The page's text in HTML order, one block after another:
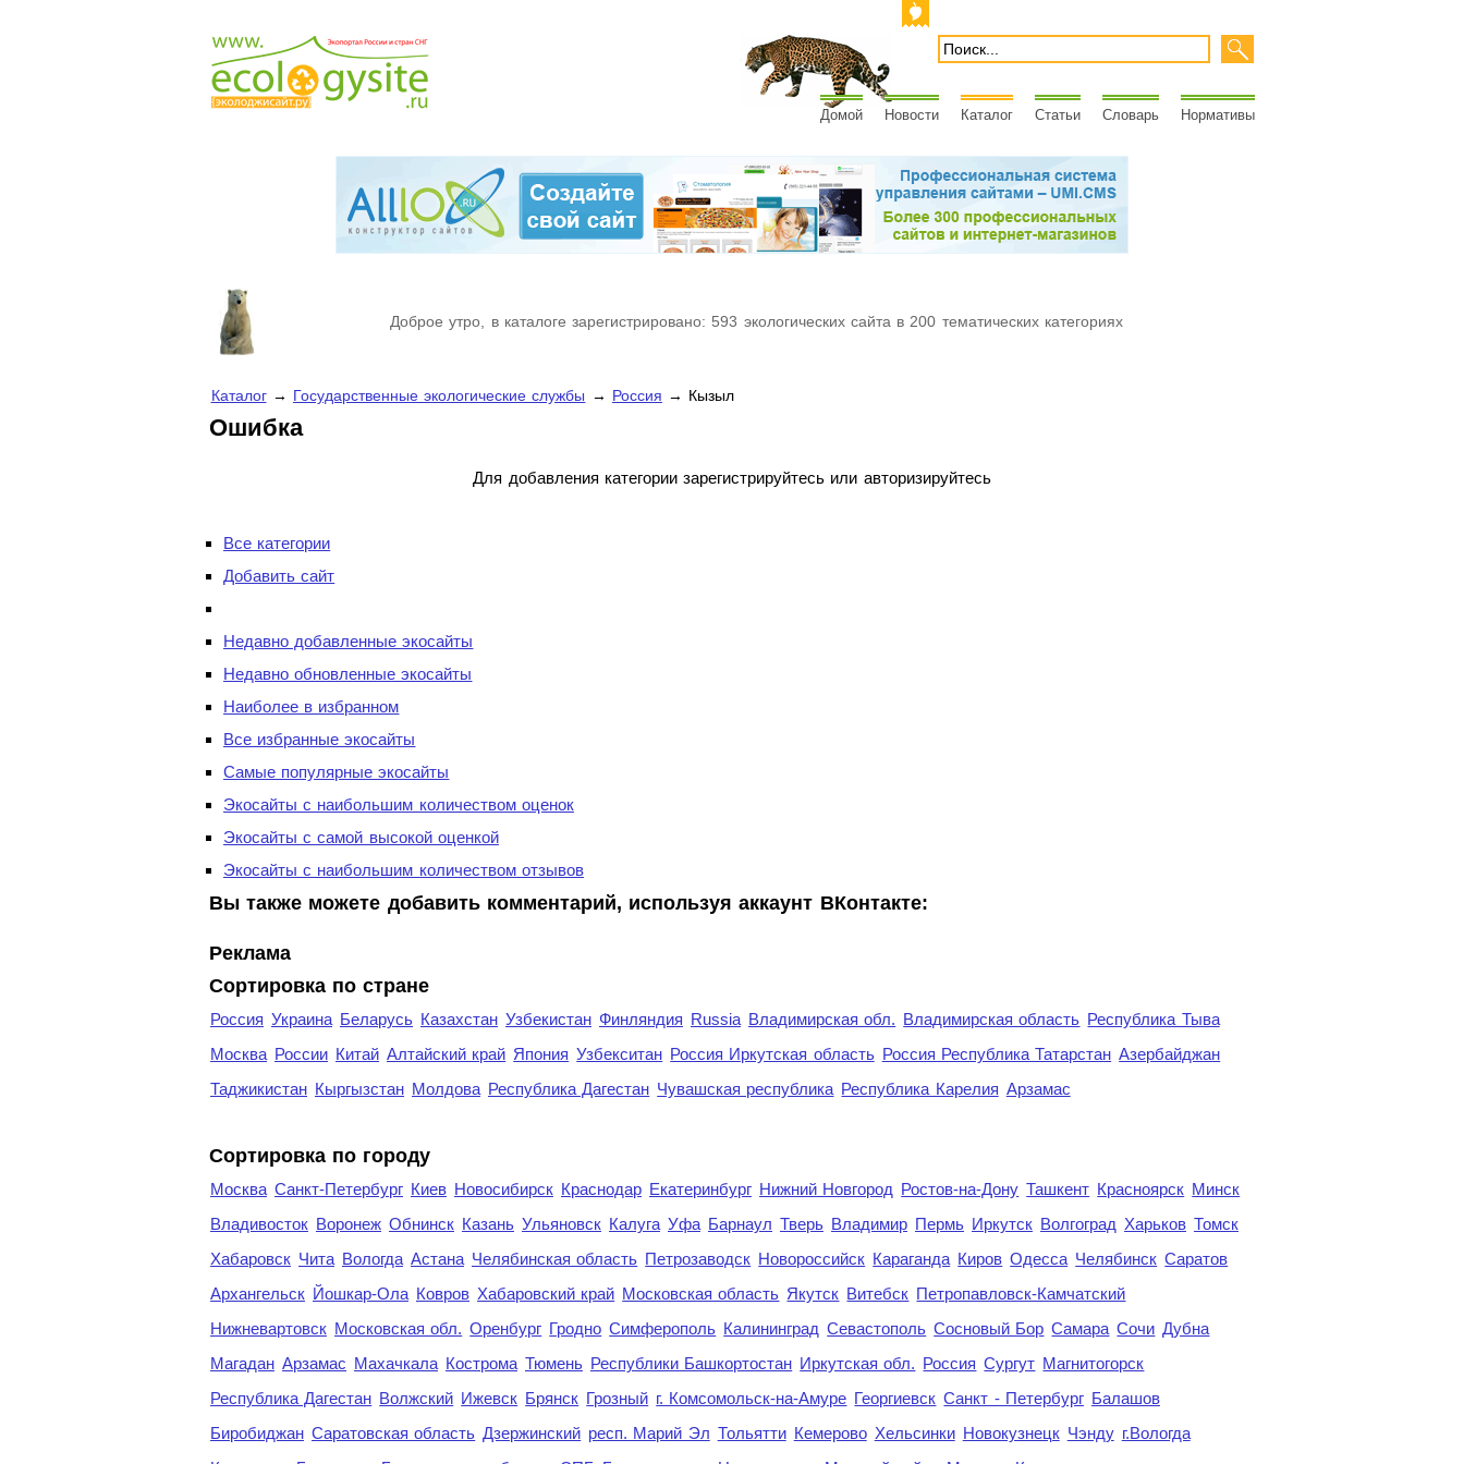
Домой Новости Каталог Статьи Словарь Нормативы
Доброе утро, в каталоге зарегистрировано: 593 экологических сайта в 200 тематических категориях
Каталог→ Государственные экологические службы → Россия → Кызыл
Ошибка
Для добавления категории зарегистрируйтесь или авторизируйтесь
Все категории
Добавить сайт
Недавно добавленные экосайты
Недавно обновленные экосайты
Наиболее в избранном
Все избранные экосайты
Самые популярные экосайты
Экосайты с наибольшим количеством оценок
Экосайты с самой высокой оценкой
Экосайты с наибольшим количеством отзывов
Вы также можете добавить комментарий, используя аккаунт ВКонтакте:
Реклама
Сортировка по стране
Россия Украина Беларусь Казахстан Узбекистан Финляндия Russia Владимирская обл. Владимирская область Республика Тыва
Москва России Китай Алтайский край Япония Узбекситан Россия Иркутская область Россия Республика Татарстан Азербайджан
Таджикистан Кыргызстан Молдова Республика Дагестан Чувашская республика Республика Карелия Арзамас
Cортировка по городу
Москва Санкт-Петербург Киев Новосибирск Краснодар Екатеринбург Нижний Новгород Ростов-на-Дону Ташкент Красноярск Минск
Владивосток Воронеж Обнинск Казань Ульяновск Калуга Уфа Барнаул Тверь Владимир Пермь Иркутск Волгоград Харьков Томск
Хабаровск Чита Вологда Астана Челябинская область Петрозаводск Новороссийск Караганда Киров Одесса Челябинск Саратов
Архангельск Йошкар-Ола Ковров Хабаровский край Московская область Якутск Витебск Петропавловск-Камчатский
Нижневартовск Московская обл. Оренбург Гродно Симферополь Калининград Севастополь Сосновый Бор Самара Сочи Дубна
Магадан Арзамас Махачкала Кострома Тюмень Республики Башкортостан Иркутская обл. Россия Сургут Магнитогорск
Республика Дагестан Волжский Ижевск Брянск Грозный г. Комсомольск-на-Амуре Георгиевск Санкт - Петербург Балашов
Биробиджан Саратовская область Дзержинский респ. Марий Эл Тольятти Кемерово Хельсинки Новокузнецк Чэнду г.Вологда